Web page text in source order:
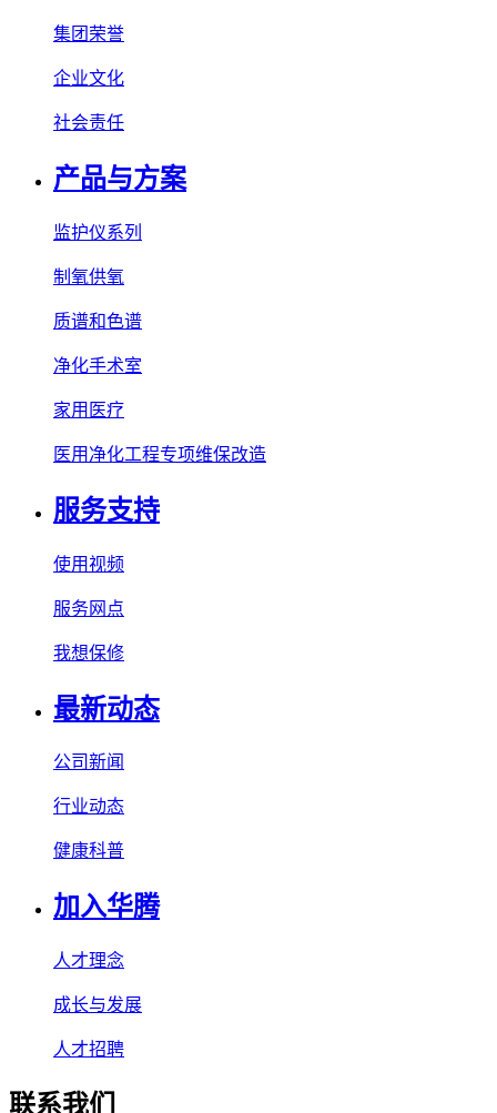
集团荣誉
企业文化
社会责任
产品与方案
监护仪系列
制氧供氧
质谱和色谱
净化手术室
家用医疗
医用净化工程专项维保改造
服务支持
使用视频
服务网点
我想保修
最新动态
公司新闻
行业动态
健康科普
加入华腾
人才理念
成长与发展
人才招聘
联系我们